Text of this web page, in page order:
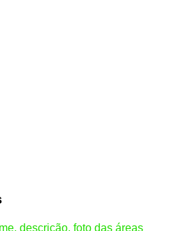
descrição, foto das áreas